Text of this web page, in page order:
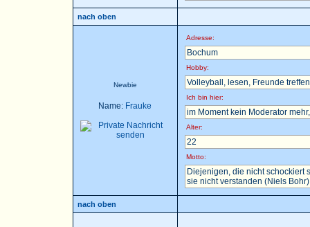
nach oben
Newbie
Name: Frauke
Adresse:
Bochum
Hobby:
Volleyball, lesen, Freunde
Ich bin hier:
im Moment kein Moderator
Alter:
22
Motto:
Diejenigen, die nicht schockiert
sie nicht verstanden (Niels Bohr)
nach oben